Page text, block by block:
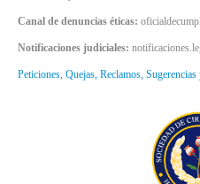
Canal de denuncias éticas:
Notificaciones judiciales:
Peticiones, Quejas, Reclamos,